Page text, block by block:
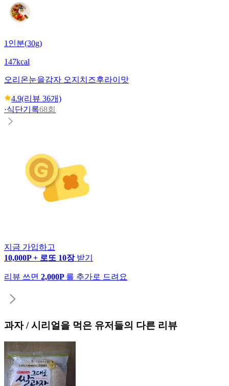
1인분(30g)
147kcal
오리온눈을감자 오지치즈후라이맛
4.9(리뷰 36개)
·식단기록68회
지금 가입하고
10,000P + 로또 10장 받기
리뷰 쓰면 2,000P 를 추가로 드려요
과자 / 시리얼을 먹은 유저들의 다른 리뷰